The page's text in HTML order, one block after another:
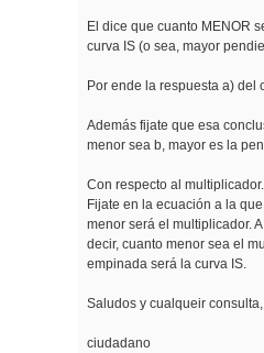
El dice que cuanto MENOR
curva IS (o sea, mayor
Por ende la respuesta a) del
Además fijate que esa
menor sea b, mayor es la
Con respecto al
Fijate en la ecuación a la
menor será el multiplicador.
decir, cuanto menor sea el
empinada será la curva IS.
Saludos y cualqueir
ciudadano